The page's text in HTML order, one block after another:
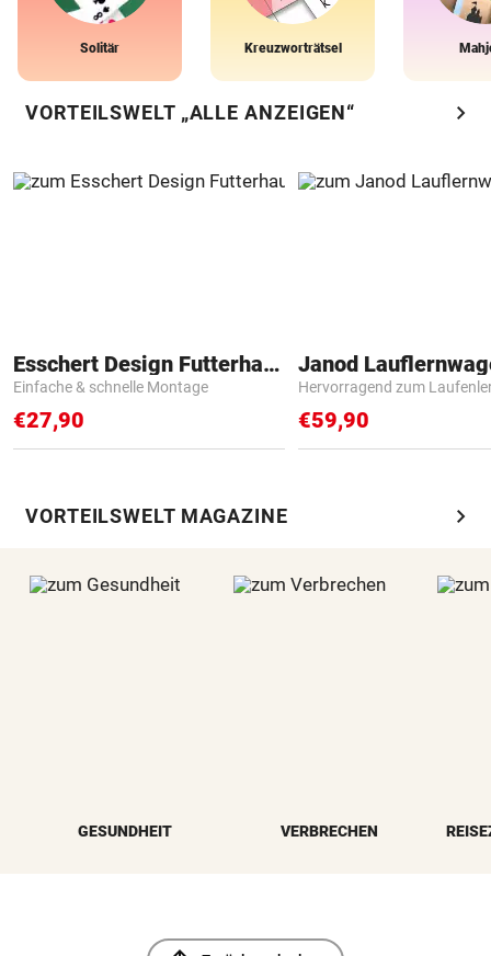
Solitär Kreuzworträtsel
VORTEILSWELT „ALLE ANZEIGEN“ chevron_right
Esschert Design Futterhaus
Einfache & schnelle Montage
€27,90
Janod
Hervorragend zum
€59,90
VORTEILSWELT MAGAZINE chevron_right
GESUNDHEIT VERBRECHEN